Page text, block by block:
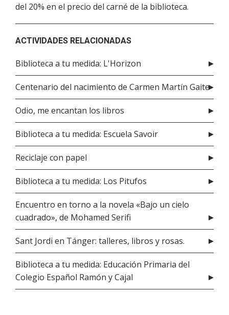
del 20% en el precio del carné de la biblioteca.
ACTIVIDADES RELACIONADAS
Biblioteca a tu medida: L'Horizon
Centenario del nacimiento de Carmen Martín Gaite
Odio, me encantan los libros
Biblioteca a tu medida: Escuela Savoir
Reciclaje con papel
Biblioteca a tu medida: Los Pitufos
Encuentro en torno a la novela «Bajo un cielo
cuadrado», de Mohamed Serifi
Sant Jordi en Tánger: talleres, libros y rosas.
Biblioteca a tu medida: Educación Primaria del
Colegio Español Ramón y Cajal